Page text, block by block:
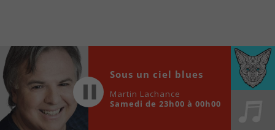
locale vous sont maintenant accessibles en un clic!
Audio
Player
00:00
Sous un ciel blues
Martin Lachance
Samedi de 23h00 à 00h00